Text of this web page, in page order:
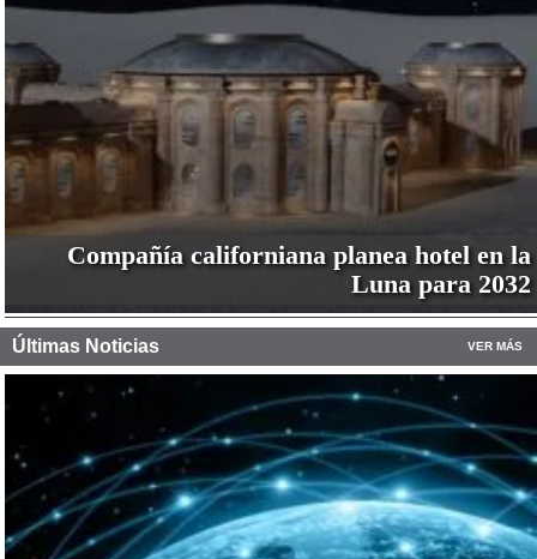
Compañía californiana planea hotel en la
Luna para 2032
Últimas Noticias VER MÁS